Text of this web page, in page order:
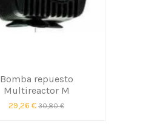
Bomba repuesto
Multireactor M
29,26 € 30,80 €